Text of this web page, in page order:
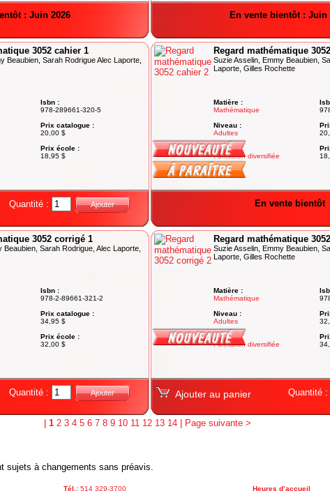
: Juin 2026 En vente bientôt : Juin
3052 cahier 1
Beaubien, Sarah Rodrigue Alec Laporte,
Isbn :
978-289661-320-5
Prix catalogue :
20,00 $
Prix école :
18,95 $
Quantité : Ajouter
Regard mathématique
Suzie Asselin, Emmy Beaubien,
Laporte, Gilles Rochette
Matière :
Mathématique
Niveau :
Adultes
Degré :
Formation diversifiée
En vente bientôt
3052 corrigé 1
Beaubien, Sarah Rodrigue, Alec Laporte,
Isbn :
978-2-89661-321-2
Prix catalogue :
34,95 $
Prix école :
32,00 $
Quantité : Ajouter
Regard mathématique
Suzie Asselin, Emmy Beaubien,
Laporte, Gilles Rochette
Matière :
Mathématique
Niveau :
Adultes
Degré :
Formation diversifiée
Ajouter au panier Quantité :
1 2 3 4 5 6 7 8 9 10 11 12 13 14 Page suivante >
sujets à changements sans préavis.
Tél.: 514 329-3700 Heures d’accueil